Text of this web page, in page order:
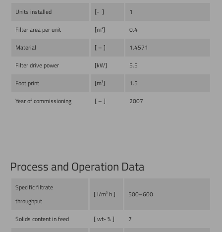
Units installed [- ]
1
Filter area per unit
[m²]
0.4
Material
[ – ]
1.4571
Filter drive power
[kW]
5.5
Foot print
[m²]
1.5
Year of commissioning
[ – ] 2007
Process and Operation Data
Specific filtrate
throughput
[ l/m² h ] 500–600
Solids content in feed [ wt- % ]
7